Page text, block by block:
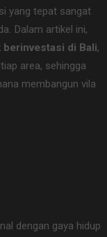
yang tepat sangat
Dalam artikel ini,
di Bali,
area, sehingga
membangun vila
dengan gaya hidup